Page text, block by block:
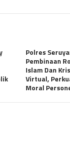
Polres
Pembinaan
Islam Dan
Virtual,
Moral